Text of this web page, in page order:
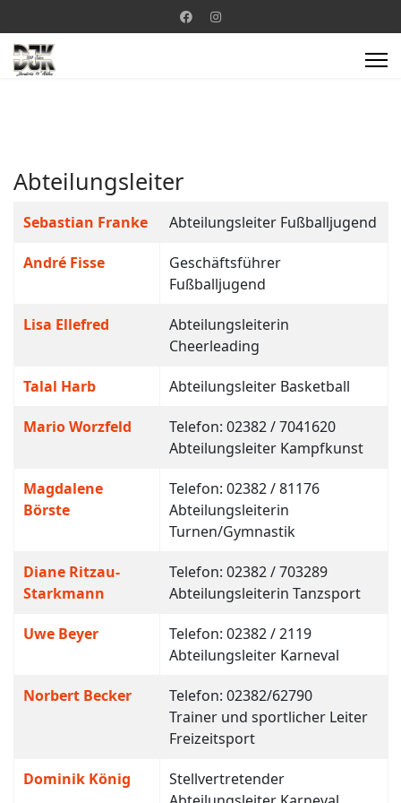
Abteilungsleiter
Name Details
Sebastian Franke Abteilungsleiter Fußballjugend
André Fisse
Geschäftsführer
Fußballjugend
Lisa Ellefred
Abteilungsleiterin
Cheerleading
Talal Harb Abteilungsleiter Basketball
Mario Worzfeld
Telefon: 02382 / 7041620
Abteilungsleiter Kampfkunst
Magdalene
Börste
Telefon: 02382 / 81176
Abteilungsleiterin
Turnen/Gymnastik
Diane Ritzau-
Starkmann
Telefon: 02382 / 703289
Abteilungsleiterin Tanzsport
Uwe Beyer
Telefon: 02382 / 2119
Abteilungsleiter Karneval
Norbert Becker
Telefon: 02382/62790
Trainer und sportlicher Leiter
Freizeitsport
Dominik König
Stellvertretender